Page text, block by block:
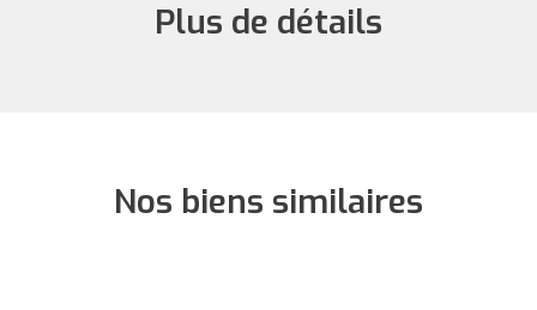
Plus de détails
Nos biens similaires